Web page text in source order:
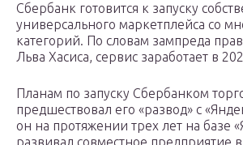
Сбербанк готовится к запуску
универсального маркетплейса со
категорий. По словам зампреда
Льва Хасиса, сервис заработает в
Планам по запуску Сбербанком
предшествовал его «развод» с
он на протяжении трех лет на базе
развивал совместное предприятие